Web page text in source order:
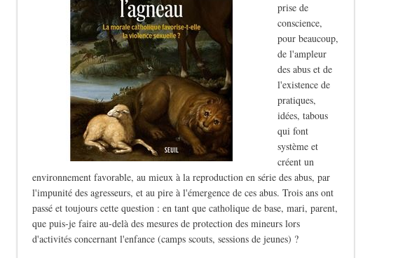
prise de
conscience,
pour beaucoup,
de l'ampleur
des abus et de
l'existence de
pratiques,
idées, tabous
qui font
système et
créent un
environnement favorable, au mieux à la reproduction en série des abus, par
l'impunité des agresseurs, et au pire à l'émergence de ces abus. Trois ans ont
passé et toujours cette question : en tant que catholique de base, mari, parent,
que puis-je faire au-delà des mesures de protection des mineurs lors
d'activités concernant l'enfance (camps scouts, sessions de jeunes) ?